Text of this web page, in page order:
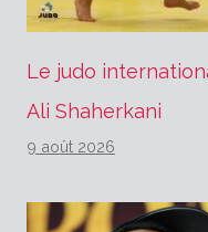
Le judo
Ali Shaherkani
9 août 2026